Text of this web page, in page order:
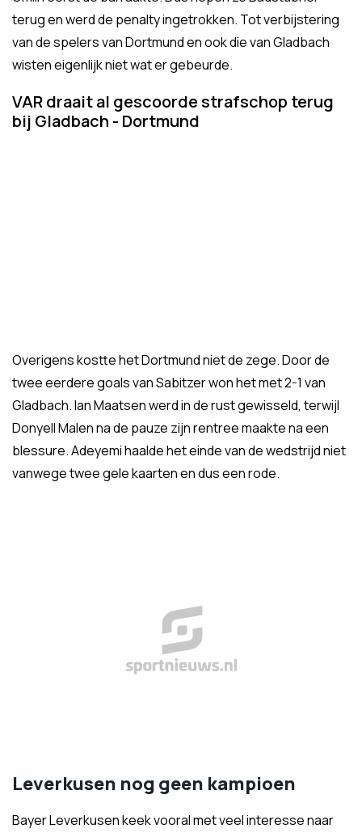
terug en werd de penalty ingetrokken. Tot verbijstering
van de spelers van Dortmund en ook die van Gladbach
wisten eigenlijk niet wat er gebeurde.
VAR draait al gescoorde strafschop terug
bij Gladbach - Dortmund
Overigens kostte het Dortmund niet de zege. Door de
twee eerdere goals van Sabitzer won het met 2-1 van
Gladbach. Ian Maatsen werd in de rust gewisseld, terwijl
Donyell Malen na de pauze zijn rentree maakte na een
blessure. Adeyemi haalde het einde van de wedstrijd niet
vanwege twee gele kaarten en dus een rode.
Leverkusen nog geen kampioen
Bayer Leverkusen keek vooral met veel interesse naar